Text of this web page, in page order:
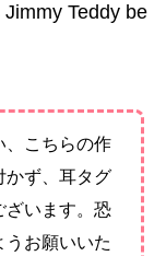
Teddy be
、こちらの作
かず、耳タグ
ざいます。恐
お願いいた